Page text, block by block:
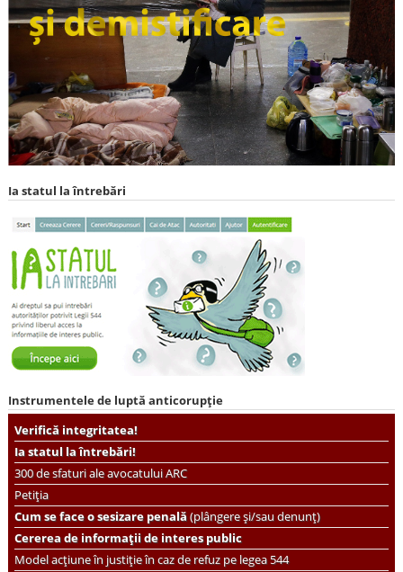
Ia statul la întrebări
Instrumentele de luptă anticorupție
Verifică integritatea!
Ia statul la întrebări!
300 de sfaturi ale avocatului ARC
Petiția
Cum se face o sesizare penală(plângere și/sau denunț)
Cererea de informații de interes public
Model acțiune în justiție în caz de refuz pe legea 544